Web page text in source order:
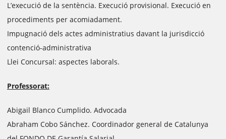
L’execució de la sentència. Execució provisional. Execució en
procediments per acomiadament.
Impugnació dels actes administratius davant la jurisdicció
contenció-administrativa
Llei Concursal: aspectes laborals.
Professorat:
Abigail Blanco Cumplido. Advocada
Abraham Cobo Sánchez. Coordinador general de Catalunya